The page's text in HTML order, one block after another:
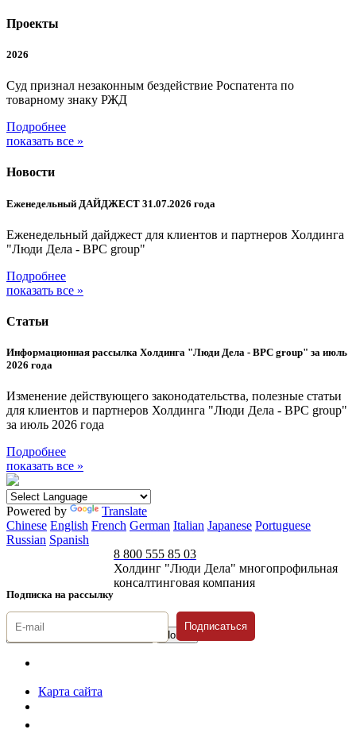
Проекты
2026
Суд признал незаконным бездействие Роспатента по
товарному знаку РЖД
Подробнее
показать все »
Новости
Еженедельный ДАЙДЖЕСТ 31.07.2026 года
Еженедельный дайджест для клиентов и партнеров Холдинга
"Люди Дела - BPC group"
Подробнее
показать все »
Статьи
Информационная рассылка Холдинга "Люди Дела - BPC group" за июль
2026 года
Изменение действующего законодательства, полезные статьи
для клиентов и партнеров Холдинга "Люди Дела - BPC group"
за июль 2026 года
Подробнее
показать все »
Powered by
Translate
Chinese English French German Italian Japanese Portuguese
Russian Spanish
Подписка на рассылку
8 800 555 85 03
Холдинг "Люди Дела" многопрофильная
консалтинговая компания
Подписаться
Карта сайта